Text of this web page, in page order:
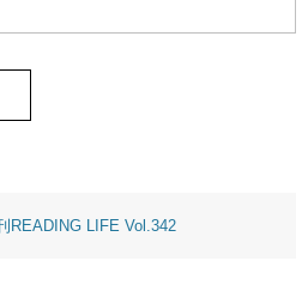
READING LIFE Vol.342